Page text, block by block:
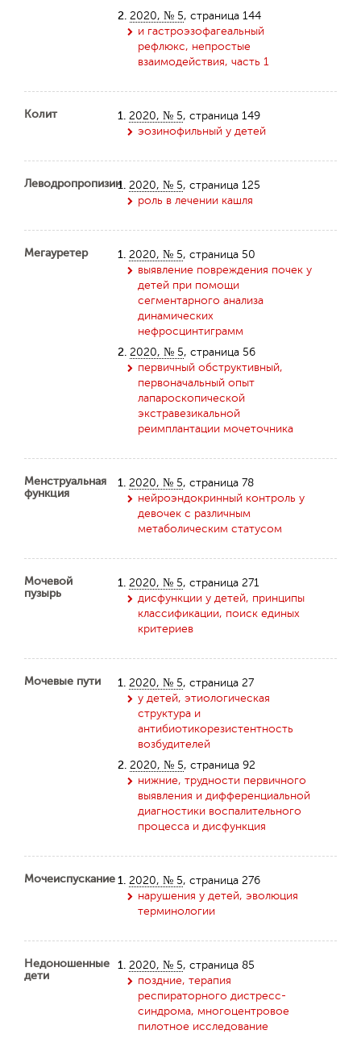
2. 2020, № 5, страница 144
и гастроэзофагеальный
рефлюкс, непростые
взаимодействия, часть 1
Колит 1. 2020, № 5, страница 149
эозинофильный у детей
Леводропропизин1. 2020, № 5, страница 125
роль в лечении кашля
Мегауретер 1. 2020, № 5, страница 50
выявление повреждения почек у
детей при помощи
сегментарного анализа
динамических
нефросцинтиграмм
2. 2020, № 5, страница 56
первичный обструктивный,
первоначальный опыт
лапароскопической
экстравезикальной
реимплантации мочеточника
Менструальная
функция
1. 2020, № 5, страница 78
нейроэндокринный контроль у
девочек с различным
метаболическим статусом
Мочевой
пузырь
1. 2020, № 5, страница 271
дисфункции у детей, принципы
классификации, поиск единых
критериев
Мочевые пути 1. 2020, № 5, страница 27
у детей, этиологическая
структура и
антибиотикорезистентность
возбудителей
2. 2020, № 5, страница 92
нижние, трудности первичного
выявления и дифференциальной
диагностики воспалительного
процесса и дисфункция
Мочеиспускание 1. 2020, № 5, страница 276
нарушения у детей, эволюция
терминологии
Недоношенные
дети
1. 2020, № 5, страница 85
поздние, терапия
респираторного дистресс-
синдрома, многоцентровое
пилотное исследование